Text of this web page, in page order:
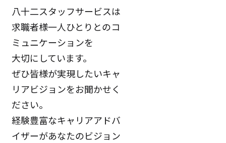
八十二スタッフサービスは
求職者様一人ひとりとのコ
ミュニケーションを
大切にしています。
ぜひ皆様が実現したいキャ
リアビジョンをお聞かせく
ださい。
経験豊富なキャリアアドバ
イザーがあなたのビジョン